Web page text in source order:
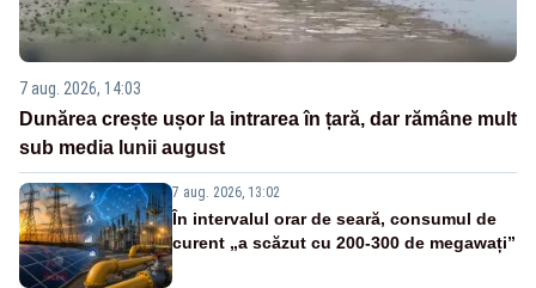
7 aug. 2026, 14:03
Dunărea crește ușor la intrarea în țară, dar rămâne mult
sub media lunii august
7 aug. 2026, 13:02
În intervalul orar de seară, consumul de
curent „a scăzut cu 200-300 de megawați”